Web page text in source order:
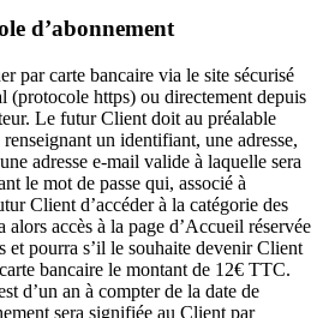
d’abonnement
par carte bancaire via le site sécurisé
(protocole https) ou directement depuis
Le futur Client doit au préalable
un identifiant, une adresse,
adresse e-mail valide à laquelle sera
le mot de passe qui, associé à
Client d’accéder à la catégorie des
accès à la page d’Accueil réservée
et pourra s’il le souhaite devenir Client
bancaire le montant de 12€ TTC.
d’un an à compter de la date de
sera signifiée au Client par